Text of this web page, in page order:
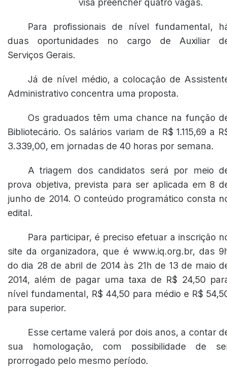
visa preencher quatro vagas.
Para profissionais de nível fundamental,
duas oportunidades no cargo de Auxiliar
Serviços Gerais.
Já de nível médio, a colocação de
Administrativo concentra uma proposta.
Os graduados têm uma chance na função
Bibliotecário. Os salários variam de R$ 1.115,69 a
3.339,00, em jornadas de 40 horas por semana.
A triagem dos candidatos será por meio
prova objetiva, prevista para ser aplicada em 8
junho de 2014. O conteúdo programático consta
edital.
Para participar, é preciso efetuar a inscrição
site da organizadora, que é www.iq.org.br, das
do dia 28 de abril de 2014 às 21h de 13 de maio
2014, além de pagar uma taxa de R$ 24,50
nível fundamental, R$ 44,50 para médio e R$
para superior.
Esse certame valerá por dois anos, a contar
sua homologação, com possibilidade de
prorrogado pelo mesmo período.